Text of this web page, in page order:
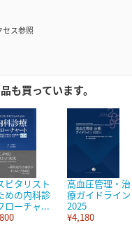
ス参照
も買っています。
ピタリスト
めの内科診
ローチャ...
高血圧管理・治
療ガイドライン
2025
¥4,180